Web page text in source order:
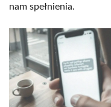
nam spełnienia.